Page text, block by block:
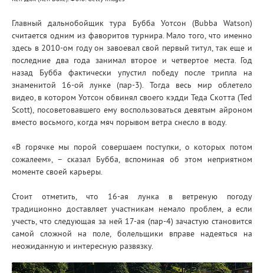
Главный дальнобойщик тура Бубба Уотсон (Bubba Watson)
считается одним из фаворитов турнира. Мало того, что именно
здесь в 2010-ом году он завоевал свой первый титул, так еще и
последние два года занимал второе и четвертое места. Год
назад Бубба фактически упустил победу после трипла на
знаменитой 16-ой лунке (пар-3). Тогда весь мир облетело
видео, в котором Уотсон обвинял своего кэдди Теда Скотта (Ted
Scott), посоветовавшего ему воспользоваться девятым айроном
вместо восьмого, когда мяч порывом ветра снесло в воду.
«В горячке мы порой совершаем поступки, о которых потом
сожалеем», – сказал Бубба, вспоминая об этом неприятном
моменте своей карьеры.
Стоит отметить, что 16-ая лунка в ветреную погоду
традиционно доставляет участникам немало проблем, а если
учесть, что следующая за ней 17-ая (пар-4) зачастую становится
самой сложной на поле, болельщики вправе надеяться на
неожиданную и интересную развязку.